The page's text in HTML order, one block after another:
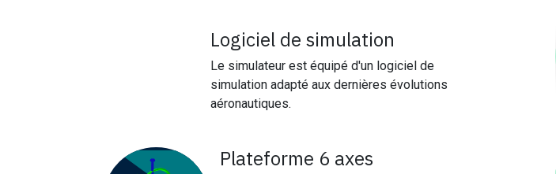
Logiciel de simulation
Le simulateur est équipé d'un logiciel de
simulation adapté aux dernières évolutions
aéronautiques.
Plateforme 6 axes